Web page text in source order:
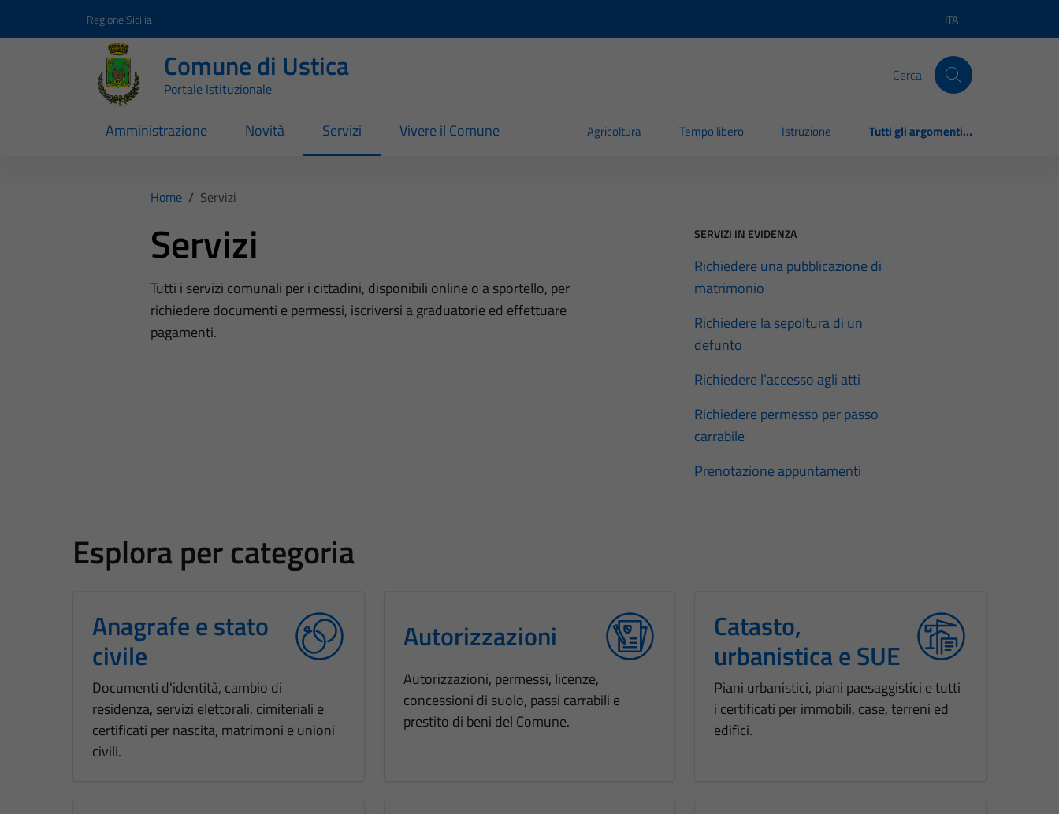
Regione Sicilia Lingua attiva:
ITA
Comune di Ustica
Portale Istituzionale
Cerca
Amministrazione Novità Servizi Vivere il Comune Agricoltura Tempo libero Istruzione Tutti gli argomenti...
Home / Servizi
Servizi
Tutti i servizi comunali per i cittadini, disponibili online o a sportello, per
richiedere documenti e permessi, iscriversi a graduatorie ed effettuare
pagamenti.
SERVIZI IN EVIDENZA
Richiedere una pubblicazione di
matrimonio
Richiedere la sepoltura di un
defunto
Richiedere l’accesso agli atti
Richiedere permesso per passo
carrabile
Prenotazione appuntamenti
Esplora per categoria
Anagrafe e stato
civile
Documenti d'identità, cambio di
residenza, servizi elettorali, cimiteriali e
certificati per nascita, matrimoni e unioni
civili.
Autorizzazioni
Autorizzazioni, permessi, licenze,
concessioni di suolo, passi carrabili e
prestito di beni del Comune.
Catasto,
urbanistica e SUE
Piani urbanistici, piani paesaggistici e tutti
i certificati per immobili, case, terreni ed
edifici.